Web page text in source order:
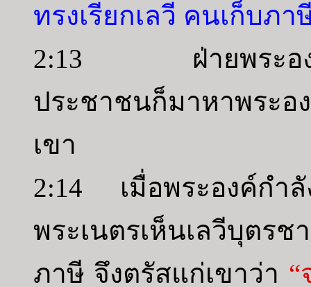
ทรงเรียกเลวี คนเก็บภา
2:13 ฝ่ายพระองค์ไ
ประชาชนก็มาหาพระอ
เขา
2:14 เมื่อพระองค์กำ
พระเนตรเห็นเลวีบุตร
ภาษี จึงตรัสแก่เขาว่า “